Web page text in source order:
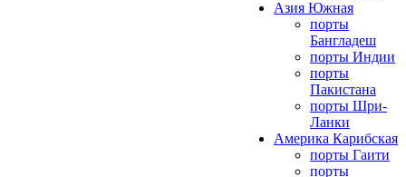
Азия Южная
порты
Бангладеш
порты Индии
порты
Пакистана
порты Шри-
Ланки
Америка Карибская
порты Гаити
порты